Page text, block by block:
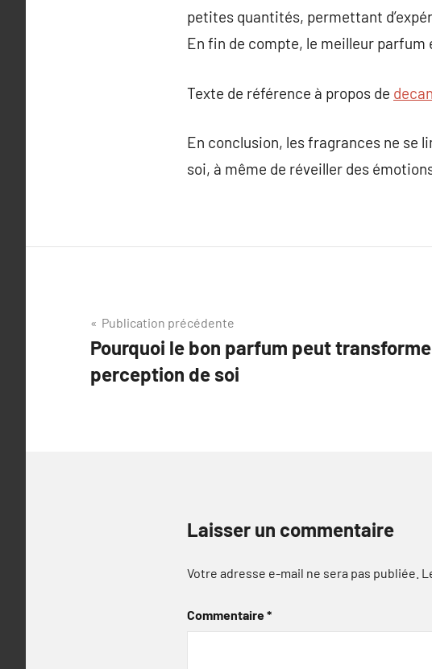
petites quantités, permettant
En fin de compte, le meilleur parfum
Texte de référence à propos de
En conclusion, les fragrances ne se
soi, à même de réveiller des
Navigation
de
l’article
Publication précédente
Pourquoi le bon parfum peut
perception de soi
Laisser un commentaire
Votre adresse e-mail ne sera pas publiée.
Commentaire*